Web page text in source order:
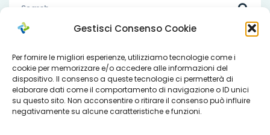
Gestisci Consenso Cookie
Per fornire le migliori esperienze, utilizziamo tecnologie come i
cookie per memorizzare e/o accedere alle informazioni del
dispositivo. Il consenso a queste tecnologie ci permetterà di
elaborare dati come il comportamento di navigazione o ID unici
su questo sito. Non acconsentire o ritirare il consenso può influire
negativamente su alcune caratteristiche e funzioni.
Che cosa facciamo